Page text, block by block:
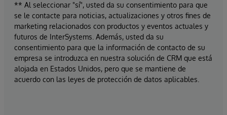
** Al seleccionar "sí", usted da su consentimiento para que
se le contacte para noticias, actualizaciones y otros fines de
marketing relacionados con productos y eventos actuales y
futuros de InterSystems. Además, usted da su
consentimiento para que la información de contacto de su
empresa se introduzca en nuestra solución de CRM que está
alojada en Estados Unidos, pero que se mantiene de
acuerdo con las leyes de protección de datos aplicables.